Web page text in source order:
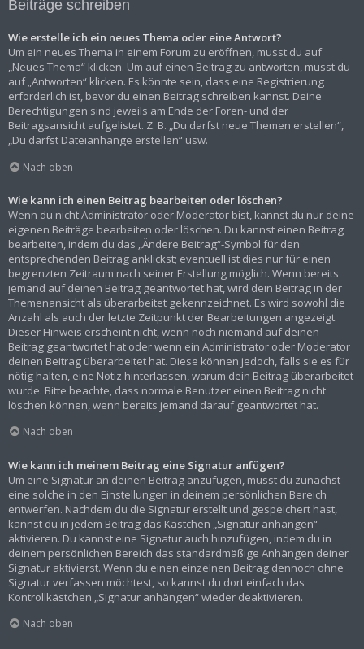
Beiträge schreiben
Wie erstelle ich ein neues Thema oder eine Antwort?
Um ein neues Thema in einem Forum zu eröffnen, musst du auf
„Neues Thema“ klicken. Um auf einen Beitrag zu antworten, musst du
auf „Antworten“ klicken. Es könnte sein, dass eine Registrierung
erforderlich ist, bevor du einen Beitrag schreiben kannst. Deine
Berechtigungen sind jeweils am Ende der Foren- und der
Beitragsansicht aufgelistet. Z. B. „Du darfst neue Themen erstellen“,
„Du darfst Dateianhänge erstellen“ usw.
Nach oben
Wie kann ich einen Beitrag bearbeiten oder löschen?
Wenn du nicht Administrator oder Moderator bist, kannst du nur deine
eigenen Beiträge bearbeiten oder löschen. Du kannst einen Beitrag
bearbeiten, indem du das „Ändere Beitrag“-Symbol für den
entsprechenden Beitrag anklickst; eventuell ist dies nur für einen
begrenzten Zeitraum nach seiner Erstellung möglich. Wenn bereits
jemand auf deinen Beitrag geantwortet hat, wird dein Beitrag in der
Themenansicht als überarbeitet gekennzeichnet. Es wird sowohl die
Anzahl als auch der letzte Zeitpunkt der Bearbeitungen angezeigt.
Dieser Hinweis erscheint nicht, wenn noch niemand auf deinen
Beitrag geantwortet hat oder wenn ein Administrator oder Moderator
deinen Beitrag überarbeitet hat. Diese können jedoch, falls sie es für
nötig halten, eine Notiz hinterlassen, warum dein Beitrag überarbeitet
wurde. Bitte beachte, dass normale Benutzer einen Beitrag nicht
löschen können, wenn bereits jemand darauf geantwortet hat.
Nach oben
Wie kann ich meinem Beitrag eine Signatur anfügen?
Um eine Signatur an deinen Beitrag anzufügen, musst du zunächst
eine solche in den Einstellungen in deinem persönlichen Bereich
entwerfen. Nachdem du die Signatur erstellt und gespeichert hast,
kannst du in jedem Beitrag das Kästchen „Signatur anhängen“
aktivieren. Du kannst eine Signatur auch hinzufügen, indem du in
deinem persönlichen Bereich das standardmäßige Anhängen deiner
Signatur aktivierst. Wenn du einen einzelnen Beitrag dennoch ohne
Signatur verfassen möchtest, so kannst du dort einfach das
Kontrollkästchen „Signatur anhängen“ wieder deaktivieren.
Nach oben